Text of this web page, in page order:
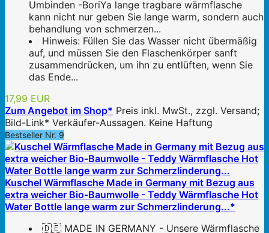
Umbinden -BoriYa lange tragbare wärmflasche
kann nicht nur geben Sie lange warm, sondern auch
behandlung von schmerzen...
Hinweis: Füllen Sie das Wasser nicht übermäßig
auf, und müssen Sie den Flaschenkörper sanft
zusammendrücken, um ihn zu entlüften, wenn Sie
das Ende...
17,99 EUR
Zum Angebot im Shop* Preis inkl. MwSt., zzgl. Versand;
Bild-Link* Verkäufer-Aussagen. Keine Haftung
Bestseller Nr. 9
Kuschel Wärmflasche Made in Germany mit Bezug aus
extra weicher Bio-Baumwolle - Teddy Wärmflasche Hot
Water Bottle lange warm zur Schmerzlinderung...*
🇩🇪 MADE IN GERMANY - Unsere Wärmflasche